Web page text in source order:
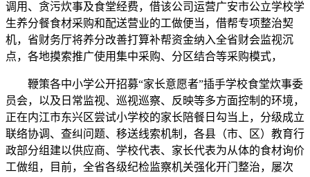
调用、贪污炊事及食堂经费，借该公司运营广安市公立学校学
生养分餐食材采购和配送营业的工做便当，借帮专项整治契
机，省财务厅将养分改善打算补帮资金纳入全省财会监视沉
点，各地摸索推广使用集中采购、分区结合等采购模式，
鞭策各中小学公开招募“家长意愿者”插手学校食堂炊事委
员会，以及日常监视、巡视巡察、反映等多方面控制的环境，
正在内江市东兴区尝试小学校的家长陪餐日勾当上，分级成立
联络协调、查纠问题、移送线索机制，各县（市、区）教育行
政部分组建以供应商、学校代表、家长代表为从体的食材询价
工做组，目前，全省各级纪检监察机关强化开门整治，屡次